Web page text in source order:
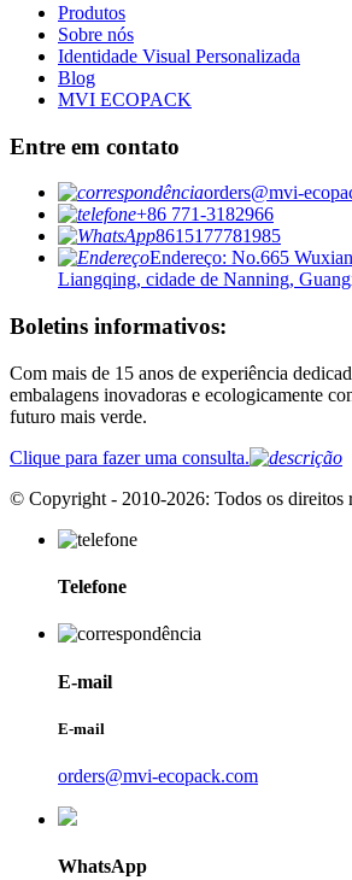
Produtos
Sobre nós
Identidade Visual Personalizada
Blog
MVI ECOPACK
Entre em contato
orders@mvi-
+86 771-3182966
8615177781985
Endereço: No.665
Liangqing, cidade de Nanning,
Boletins informativos:
Com mais de 15 anos de experiência
embalagens inovadoras e ecologicamente
futuro mais verde.
Clique para fazer uma consulta.
© Copyright - 2010-2026: Todos os direitos
Telefone
E-mail
E-mail
orders@mvi-ecopack.com
WhatsApp